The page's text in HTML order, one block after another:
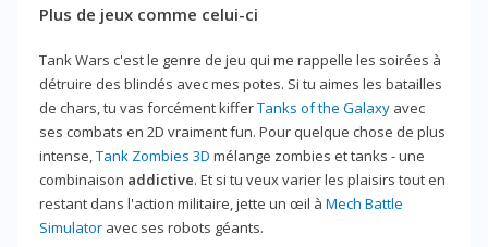
Plus de jeux comme celui-ci
Tank Wars c'est le genre de jeu qui me rappelle les soirées à
détruire des blindés avec mes potes. Si tu aimes les batailles
de chars, tu vas forcément kifferTanks of the Galaxy avec
ses combats en 2D vraiment fun. Pour quelque chose de plus
intense,Tank Zombies 3D mélange zombies et tanks - une
combinaison addictive. Et si tu veux varier les plaisirs tout en
restant dans l'action militaire, jette un œil à Mech Battle
Simulator avec ses robots géants.